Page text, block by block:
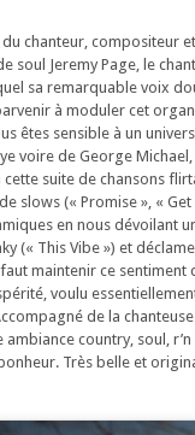
chanteur, compositeur
soul Jeremy Page, le
sa remarquable voix
à moduler cet
êtes sensible à un
voire de George
suite de chansons
slows (« Promise », «
en nous dévoilant
(« This Vibe ») et
maintenir ce sentiment
voulu
de la
ambiance country, soul,
Très belle et